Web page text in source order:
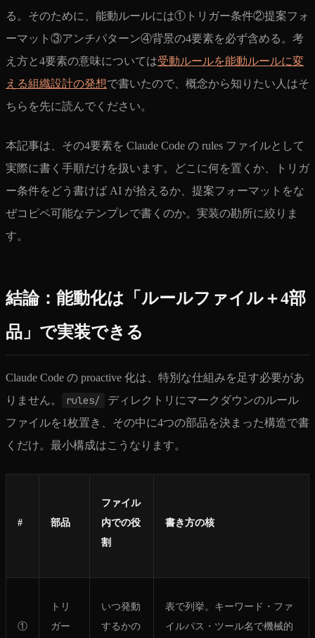
る。そのために、能動ルールには①トリガー条件②提案フォ
ーマット③アンチパターン④背景の4要素を必ず含める。考
え方と4要素の意味については受動ルールを能動ルールに変
える組織設計の発想で書いたので、概念から知りたい人はそ
ちらを先に読んでください。
本記事は、その4要素を Claude Code の rules ファイルとして
実際に書く手順だけを扱います。どこに何を置くか、トリガ
ー条件をどう書けば AI が拾えるか、提案フォーマットをな
ぜコピペ可能なテンプレで書くのか。実装の勘所に絞りま
す。
結論：能動化は「ルールファイル＋4部
品」で実装できる
Claude Code の proactive 化は、特別な仕組みを足す必要があ
りません。
rules/
ディレクトリにマークダウンのルール
ファイルを1枚置き、その中に4つの部品を決まった構造で書
くだけ。最小構成はこうなります。
# 部品
ファイル
内での役
割
書き方の核
①
トリ
ガー
いつ発動
するかの
表で列挙。キーワード・ファ
イルパス・ツール名で機械的